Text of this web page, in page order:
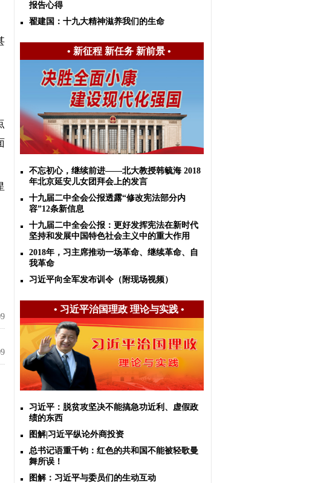
报告心得
翟建国：十九大精神滋养我们的生命
• 新征程 新任务 新前景•
不忘初心，继续前进——北大教授韩毓海 2018
年北京延安儿女团拜会上的发言
十九届二中全会公报透露“修改宪法部分内
容”12条新信息
十九届二中全会公报：更好发挥宪法在新时代
坚持和发展中国特色社会主义中的重大作用
2018年，习主席推动一场革命、继续革命、自
我革命
习近平向全军发布训令（附现场视频）
• 习近平治国理政 理论与实践•
习近平：脱贫攻坚决不能搞急功近利、虚假政
绩的东西
图解|习近平纵论外商投资
总书记语重千钧：红色的共和国不能被轻歌曼
舞所误！
图解：习近平与委员们的生动互动